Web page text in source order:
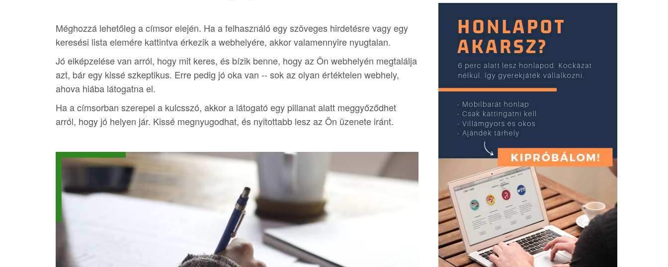
Méghozzá lehetőleg a címsor elején. Ha a felhasználó egy szöveges hirdetésre vagy egy
keresési lista elemére kattintva érkezik a webhelyére, akkor valamennyire nyugtalan.
Jó elképzelése van arról, hogy mit keres, és bízik benne, hogy az Ön webhelyén megtalálja
azt, bár egy kissé szkeptikus. Erre pedig jó oka van -- sok az olyan értéktelen webhely,
ahova hiába látogatna el.
Ha a címsorban szerepel a kulcsszó, akkor a látogató egy pillanat alatt meggyőződhet
arról, hogy jó helyen jár. Kissé megnyugodhat, és nyitottabb lesz az Ön üzenete iránt.